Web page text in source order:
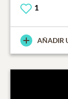
1
AÑADIR